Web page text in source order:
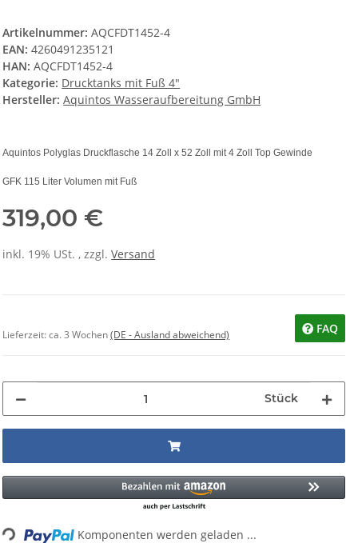
Artikelnummer:AQCFDT1452-4
EAN: 4260491235121
HAN: AQCFDT1452-4
Kategorie: Drucktanks mit Fuß 4"
Hersteller: Aquintos Wasseraufbereitung GmbH
Aquintos Polyglas Druckflasche 14 Zoll x 52 Zoll mit 4 Zoll Top Gewinde
GFK 115 Liter Volumen mit Fuß
319,00 €
inkl. 19% USt. , zzgl.Versand
Lieferzeit:ca. 3 Wochen(DE - Ausland abweichend) FAQ
Stück
Komponenten werden geladen ...